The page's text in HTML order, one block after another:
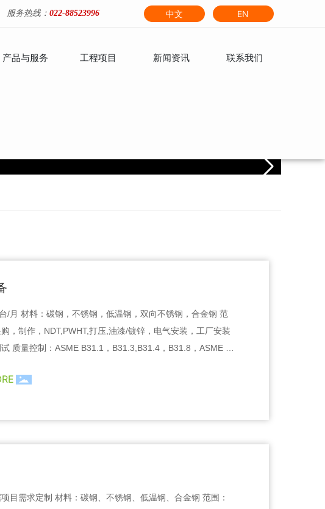
服务热线： 022-88523996 中文 EN
产品与服务 工程项目 新闻资讯 联系我们
/月 材料：碳钢，不锈钢，低温钢，双向不锈钢，合金钢 范
，制作，NDT,PWHT,打压,油漆/镀锌，电气安装，工厂安装
，ASME I
目需求定制 材料：碳钢、不锈钢、低温钢、合金钢 范围：